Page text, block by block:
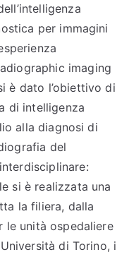
per immagini
imaging
è dato l’obiettivo di
di intelligenza
alla diagnosi di
del
si è realizzata una
la filiera, dalla
le unità ospedaliere
di Torino, i